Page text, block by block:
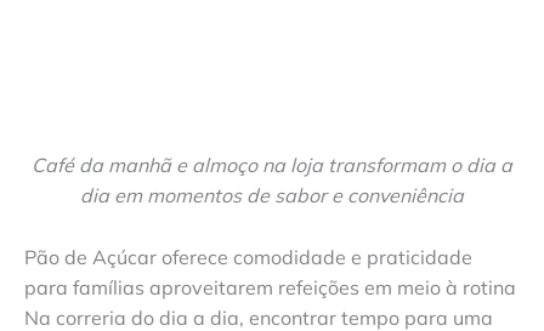
Café da manhã e almoço na loja transformam o dia a
dia em momentos de sabor e conveniência
Pão de Açúcar oferece comodidade e praticidade
para famílias aproveitarem refeições em meio à rotina
Na correria do dia a dia, encontrar tempo para uma